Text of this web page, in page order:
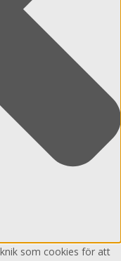
som cookies för att